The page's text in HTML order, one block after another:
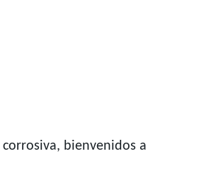
bienvenidos a